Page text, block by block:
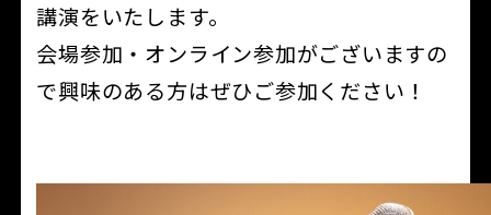
講演をいたします。
会場参加・オンライン参加がございますの
で興味のある方はぜひご参加ください！